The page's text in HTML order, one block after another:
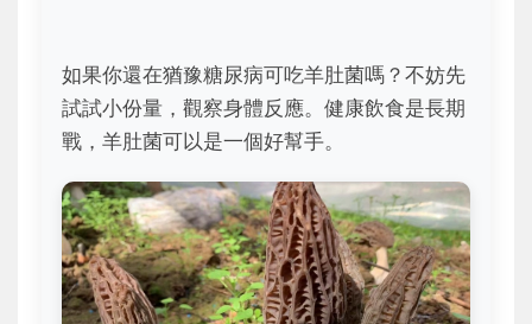
如果你還在猶豫糖尿病可吃羊肚菌嗎？不妨先
試試小份量，觀察身體反應。健康飲食是長期
戰，羊肚菌可以是一個好幫手。